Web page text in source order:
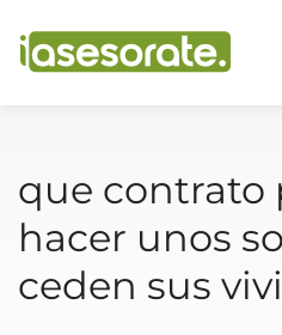
que contrato
hacer unos
ceden sus